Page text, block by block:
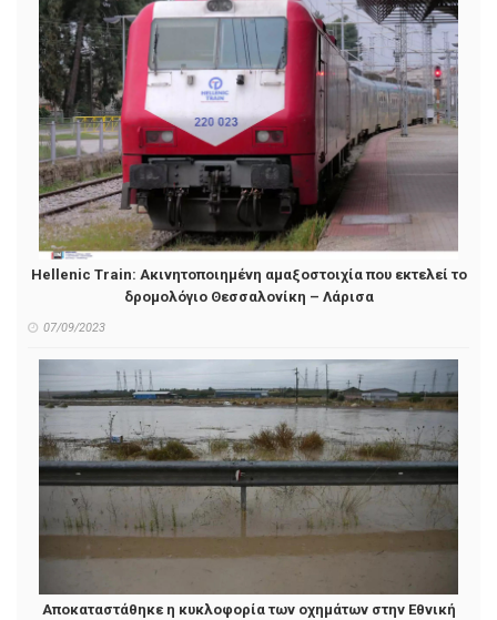
Hellenic Train: Ακινητοποιημένη αμαξοστοιχία που εκτελεί το
δρομολόγιο Θεσσαλονίκη – Λάρισα
07/09/2023
Αποκαταστάθηκε η κυκλοφορία των οχημάτων στην Εθνική